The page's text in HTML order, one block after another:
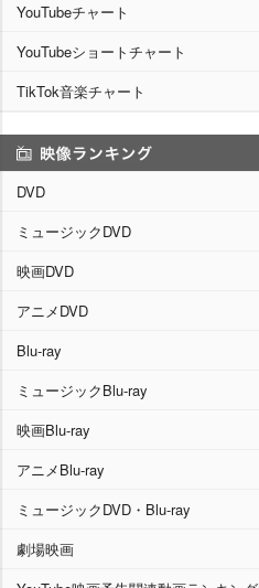
YouTubeチャート
YouTubeショートチャート
TikTok音楽チャート
DVD
ミュージックDVD
映画DVD
アニメDVD
Blu-ray
ミュージックBlu-ray
映画Blu-ray
アニメBlu-ray
ミュージックDVD・Blu-ray
劇場映画